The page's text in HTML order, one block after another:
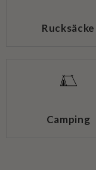
Rucksäcke
Camping